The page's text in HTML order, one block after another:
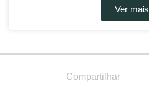
Ver mais
Compartilhar